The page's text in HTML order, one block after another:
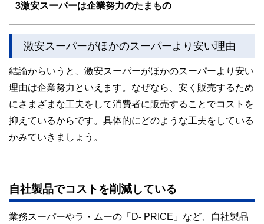
ドバイザー、DCプランナー、公認会計士、社会保険労務
士、行政書士、投資アナリスト、キャリアコンサルタントな
かしく感じられる年金や税金、相続、保険、ローンなどの話
をわかりやすく発信している点です。
このように編集経験豊富なメンバーと金融や経済に精通した
やすさはもちろんのこと、読み応えのあるコンテンツと確か
な情報発信を実現しています。
3激安スーパーは企業努力のたまもの
激安スーパーがほかのスーパーより安い理由
結論からいうと、激安スーパーがほかのスーパーより安い
理由は企業努力といえます。なぜなら、安く販売するため
にさまざまな工夫をして消費者に販売することでコストを
抑えているからです。具体的にどのような工夫をしている
かみていきましょう。
自社製品でコストを削減している
業務スーパーやラ・ムーの「D- PRICE」など、自社製品